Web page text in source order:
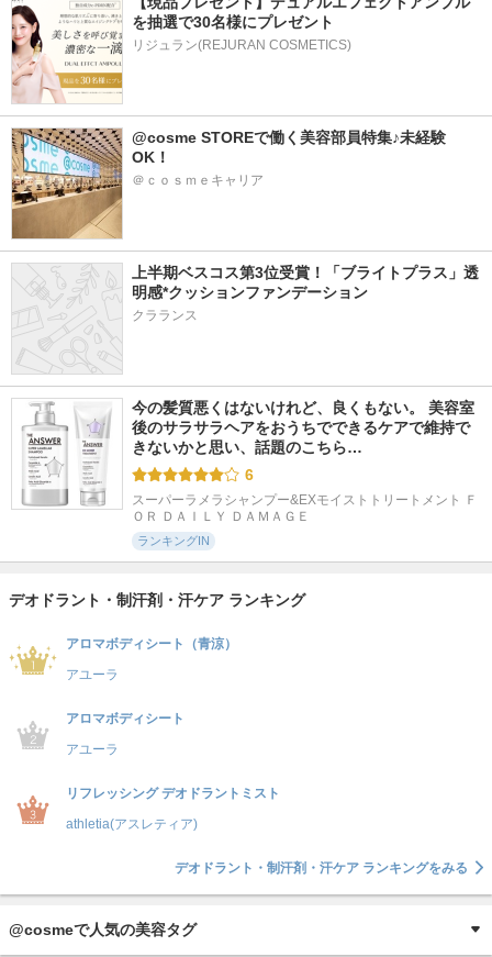
を抽選で30名様にプレゼント
リジュラン(REJURAN COSMETICS)
@cosme STOREで働く美容部員特集♪未経験
OK！
＠ｃｏｓｍｅキャリア
上半期ベスコス第3位受賞！「ブライトプラス」透
明感*クッションファンデーション
クラランス
今の髪質悪くはないけれど、良くもない。 美容室
後のサラサラヘアをおうちでできるケアで維持で
きないかと思い、話題のこちら…
6
スーパーラメラシャンプー&EXモイストトリートメント Ｆ
ＯＲ ＤＡＩＬＹ ＤＡＭＡＧＥ
ランキングIN
デオドラント・制汗剤・汗ケア ランキング
アロマボディシート（青涼）
アユーラ
アロマボディシート
アユーラ
リフレッシング デオドラントミスト
athletia(アスレティア)
デオドラント・制汗剤・汗ケア ランキングをみる
@cosmeで人気の美容タグ